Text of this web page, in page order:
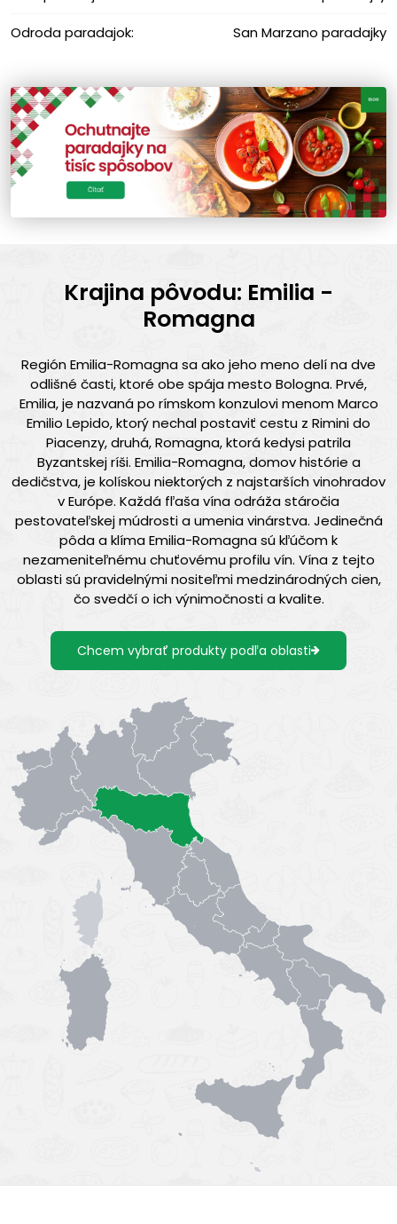
Odroda paradajok: San Marzano paradajky
Krajina pôvodu: Emilia -
Romagna
Región Emilia-Romagna sa ako jeho meno delí na dve
odlišné časti, ktoré obe spája mesto Bologna. Prvé,
Emilia, je nazvaná po rímskom konzulovi menom Marco
Emilio Lepido, ktorý nechal postaviť cestu z Rimini do
Piacenzy, druhá, Romagna, ktorá kedysi patrila
Byzantskej ríši. Emilia-Romagna, domov histórie a
dedičstva, je kolískou niektorých z najstarších vinohradov
v Európe. Každá fľaša vína odráža stáročia
pestovateľskej múdrosti a umenia vinárstva. Jedinečná
pôda a klíma Emilia-Romagna sú kľúčom k
nezameniteľnému chuťovému profilu vín. Vína z tejto
oblasti sú pravidelnými nositeľmi medzinárodných cien,
čo svedčí o ich výnimočnosti a kvalite.
Chcem vybrať produkty podľa oblasti